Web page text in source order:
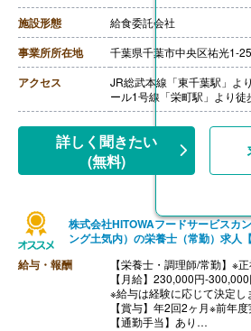
【通勤手当】あり（規定内
日）
施設形態 給食委託会社
事業所所在地 千葉県千葉市中央区祐光1-
アクセス
JR総武本線「東千葉駅」よ
ール1号線「栄町駅」より徒
詳しく聞きたい
(無料)
株式会社HITOWAフードサービスカ
ング土気内）の栄養士（常勤）求人
給与・報酬
【栄養士・調理師/常勤】※
【月給】230,000円-
※給与は経験に応じて決定し
【賞与】年2回2ヶ月※前年
【通勤手当】あり